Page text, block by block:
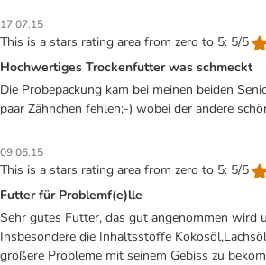
17.07.15
This is a stars rating area from zero to 5: 5/5
Hochwertiges Trockenfutter was schmeckt
Die Probepackung kam bei meinen beiden
paar Zähnchen fehlen;-) wobei der andere
09.06.15
This is a stars rating area from zero to 5: 5/5
Futter für Problemf(e)lle
Sehr gutes Futter, das gut angenommen wird
Insbesondere die Inhaltsstoffe
größere Probleme mit seinem Gebiss zu